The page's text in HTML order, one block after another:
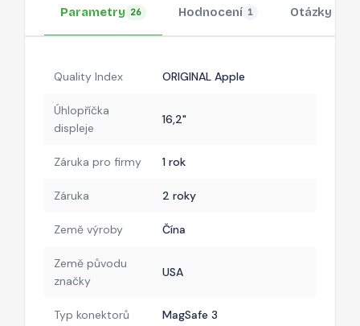
Parametry 26 Hodnocení 1 Otázky
Quality Index ORIGINAL Apple
Úhlopříčka
displeje
16,2"
Záruka pro firmy 1 rok
Záruka 2 roky
Země výroby Čína
Země původu
značky
USA
Typ konektorů MagSafe 3